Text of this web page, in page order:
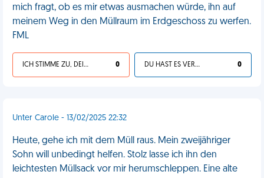
mich fragt, ob es mir etwas ausmachen würde, ihn auf
meinem Weg in den Müllraum im Erdgeschoss zu werfen.
FML
ICH STIMME ZU, DEIN LEBEN IST SCHEISSE 0 DU HAST ES VERDIENT 0
Unter Carole - 13/02/2025 22:32
Heute, gehe ich mit dem Müll raus. Mein zweijähriger
Sohn will unbedingt helfen. Stolz lasse ich ihn den
leichtesten Müllsack vor mir herumschleppen. Eine alte